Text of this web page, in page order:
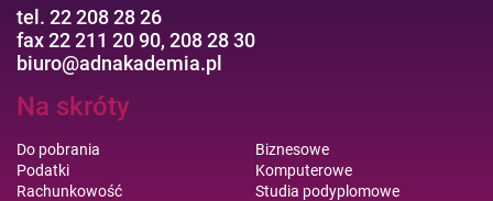
tel. 22 208 28 26
fax 22 211 20 90, 208 28 30
biuro@adnakademia.pl
Na skróty
Do pobrania
Podatki
Rachunkowość
Biznesowe
Komputerowe
Studia podyplomowe